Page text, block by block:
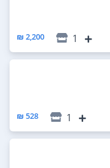
1
2,200 ₪
1
528 ₪